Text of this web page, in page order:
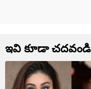
ఇవి కూడా చదవండి